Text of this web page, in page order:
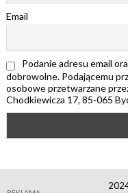
Email
Podanie adresu email
dobrowolne. Podającemu
osobowe przetwarzane
Chodkiewicza 17, 85-065